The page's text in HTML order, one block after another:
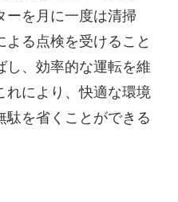
ーを月に一度は清掃
よる点検を受けること
し、効率的な運転を維
れにより、快適な環境
駄を省くことができる